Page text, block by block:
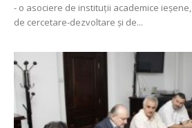
- o asociere de instituţii academice
de cercetare-dezvoltare şi de...